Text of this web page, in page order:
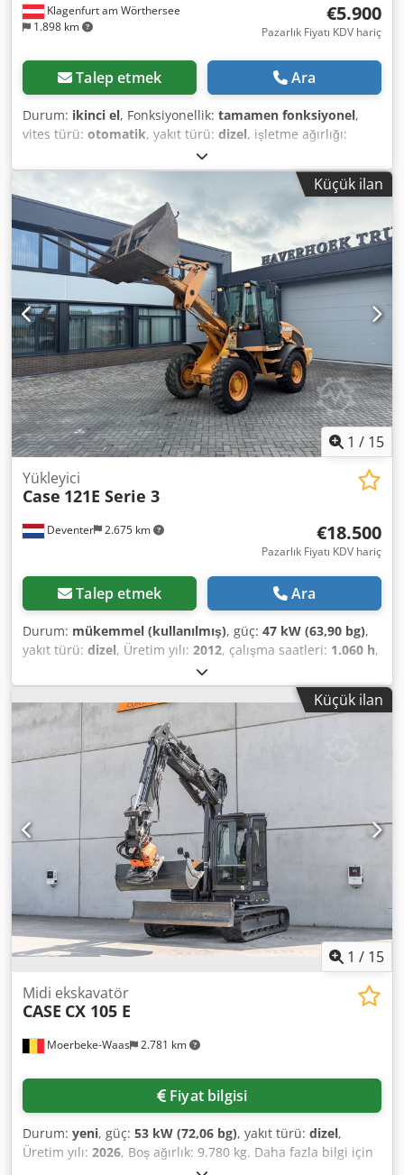
Klagenfurt am Wörthersee
1.898 km
€5.900
Pazarlık Fiyatı KDV hariç
Talep etmek Ara
Durum: ikinci el, Fonksiyonellik: tamamen fonksiyonel,
vites türü: otomatik, yakıt türü: dizel, işletme ağırlığı:
, dingil konfigürasyonu:
Üretim yılı:1977, Donanım:hidrolik, Technically in good
condition Dsdpfst S Idrjx Ahtekr
Küçük ilan
1 / 15
Deventer 2.675 km
Yükleyici
Case 121E Serie 3
€18.500
Pazarlık Fiyatı KDV hariç
Talep etmek Ara
Durum: mükemmel (kullanılmış), güç: 47 kW (63,90 bg),
yakıt türü: dizel, Üretim yılı: 2012, çalışma saatleri: 1.060 h,
= Ek Seçenekler ve Aksesuarlar = - 2 Pedallı Kontrol - Kapalı
Kabin = Notlar = CASE 121E Serisi 3 – Üretim Yılı 2012 –
1.060 Çalışma Saati CASE 121E Serisi 3 paletli yükleyici,
üretim yılı 2012. Makine iyi durumdadır ve sadece 1.060
çalışma saatine sahiptir. Makine hem teknik hem de görsel
olarak iyi durumdadır. Çok çeşitli kullanım alanları için
uygundur ve hemen kullanıma hazırdır. Özellikler: *
Üretim Yılı: 2012 * Sadece 1.060 çalışma saati * İyi teknik
ve görsel durum * Hemen kullanıma hazır Daha fazla bilgi
için veya bir inceleme randevusu ayarlamak için lütfen
bizimle iletişime geçin. = Ek Bilgiler = Üretim Yılı: 2012 Boş
Ağırlık: 5.800 kg Yük Kapasitesi: 1.540 kg Toplam Ağırlık:
7.340 kg Teknik Durum: Çok iyi Görsel Durum: Çok iyi
Dkodpjzrd Uajfx Ahter Seri Numarası:
FNH121ESNCHP00140 Daha fazla bilgi için Gerrit
Haverhoek ile iletişime geçin.
Küçük ilan
1 / 15
Moerbeke-Waas 2.781 km
Midi ekskavatör
CASE CX 105 E
Fiyat bilgisi
Durum: yeni, güç: 53 kW (72,06 bg), yakıt türü: dizel,
Üretim yılı: 2026, Boş ağırlık: 9.780 kg. Daha fazla bilgi için
lütfen KEY-TEC Satış ile iletişime geçin. Dkodpfxszrrw Ae